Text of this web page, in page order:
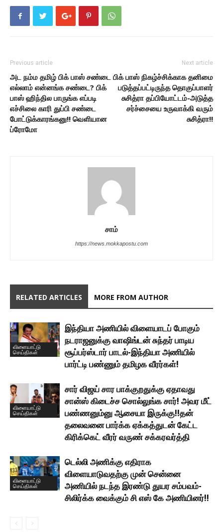
Previous article
அட நம்ம தமிழ் பிக் பாஸ் சண்டை
எல்லாம் என்னங்க சண்டை? பிக்
பாஸ் ஹிந்தில பாருங்க எப்படி
எச்சிலை காரி துப்பி சண்டை
போட்டுக்காரங்கனு!! வெளியான
ப்ரோமோ
Next article
பிக் பாஸ் நிகழ்ச்சிக்காக தனிமை
படுத்தப்பட்டிருந்த தொகுப்பாளர்
சுசித்ரா தப்பியோட்டம்-அடுத்த
சர்ச்சையை உருவாக்கி வரும்
சுசித்ரா!!
சாம்
https://news.mokkapostu.com
RELATED ARTICLES MORE FROM AUTHOR
விளையாட்டு
செய்திகள்
இந்தியா அணியில் விளையாடப் போகும்
நடராஜனுக்கு வாஷிங்டன் சுந்தர் பாடிய
சூப்பர்ஸ்டார் பாடல்-இந்தியா அணியில்
பார்ட்டி பண்ணும் தமிழக வீரர்கள்!
விளையாட்டு
செய்திகள்
சார் விஜய் சார பாக்குறதுக்கு ஏதாவது
சான்ஸ் கிடைச்ச சொல்லுங்க சார்! அவர மீட்
பண்ணனும்னு ஆசையா இருக்கு!!தன்
தலைவனை பார்க்க ஏக்கத்துடன் கேட்ட
கிரிக்கெட் வீரர் வருண் சக்கரவர்த்தி
விளையாட்டு
செய்திகள்
டெல்லி அணிக்கு எதிராக
விளையாடுவதற்கு முன் சென்னை
அணியில் நடந்த இரண்டு துயர சம்பவம்-
சிலிர்க்க வைக்கும் சி எஸ் கே அணியினர்!!